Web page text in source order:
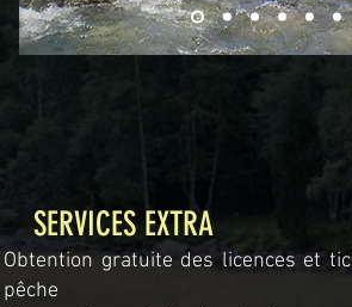
SERVICES EXTRA
Obtention gratuite des licences et
pêche